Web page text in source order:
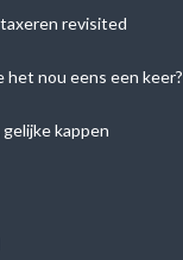
revisited
het nou eens een keer?
kappen